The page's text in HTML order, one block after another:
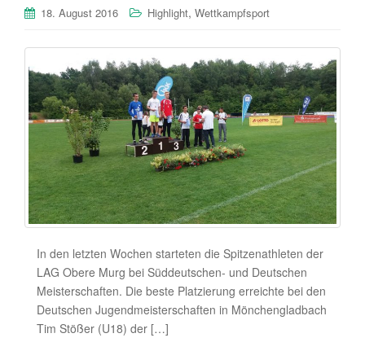
18. August 2016 Highlight, Wettkampfsport
In den letzten Wochen starteten die Spitzenathleten der
LAG Obere Murg bei Süddeutschen- und Deutschen
Meisterschaften. Die beste Platzierung erreichte bei den
Deutschen Jugendmeisterschaften in Mönchengladbach
Tim Stößer (U18) der […]